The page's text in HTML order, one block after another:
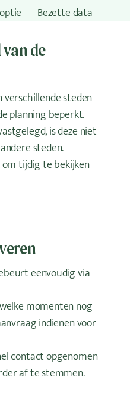
Bezette data
de
steden
planning beperkt.
is deze niet
steden.
tijdig te bekijken
eenvoudig via
momenten nog
indienen voor
contact opgenomen
af te stemmen.